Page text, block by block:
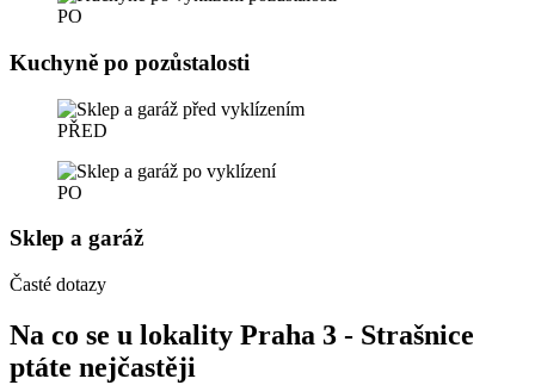
PO
Kuchyně po pozůstalosti
PŘED
PO
Sklep a garáž
Časté dotazy
Na co se u lokality Praha 3 - Strašnice
ptáte nejčastěji